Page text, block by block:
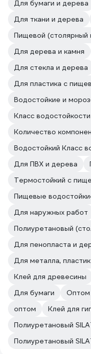
Для бумаги и дерева
Для ткани и дерева
Пищевой (столярный
Для дерева и камня
Для стекла и дерева
Для пластика с
Водостойкие и
Класс
Количество
Водостойкий Класс
Для ПВХ и дерева
Термостойкий с
Пищевые
Для наружных работ
Полиуретановый
Для пенопласта и
Для металла,
Клей для древесины
Для бумаги
Оптом
оптом
Клей для
Полиуретановый